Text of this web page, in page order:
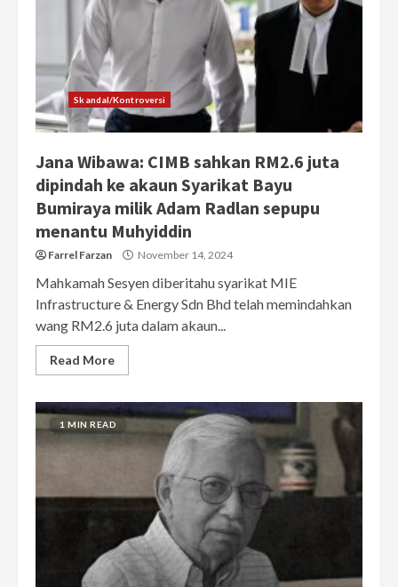
Skandal/Kontroversi
Jana Wibawa: CIMB sahkan RM2.6 juta
dipindah ke akaun Syarikat Bayu
Bumiraya milik Adam Radlan sepupu
menantu Muhyiddin
Farrel Farzan November 14, 2024
Mahkamah Sesyen diberitahu syarikat MIE
Infrastructure & Energy Sdn Bhd telah memindahkan
wang RM2.6 juta dalam akaun...
Read More
1 MIN READ